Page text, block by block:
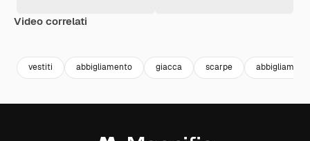
Video correlati
vestiti abbigliamento giacca scarpe